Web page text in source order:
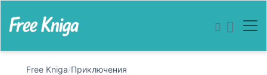
Free Kniga/Приключения